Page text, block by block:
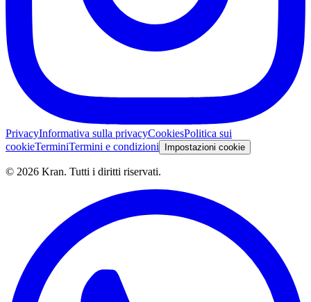
PrivacyInformativa sulla privacyCookiesPolitica sui
cookieTerminiTermini e condizioni Impostazioni cookie
© 2026 Kran. Tutti i diritti riservati.